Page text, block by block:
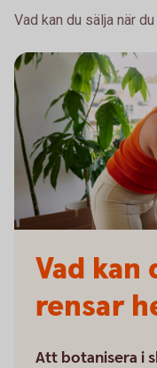
Vad kan du sälja när
Vad kan
rensar
Att botanisera i